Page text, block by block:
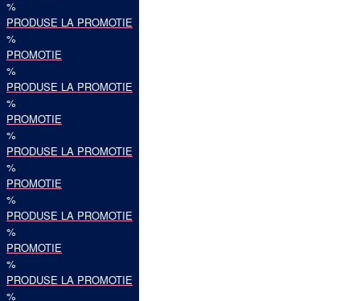
%
PRODUSE LA PROMOTIE
%
PROMOTIE
%
PRODUSE LA PROMOTIE
%
PROMOTIE
%
PRODUSE LA PROMOTIE
%
PROMOTIE
%
PRODUSE LA PROMOTIE
%
PROMOTIE
%
PRODUSE LA PROMOTIE
%